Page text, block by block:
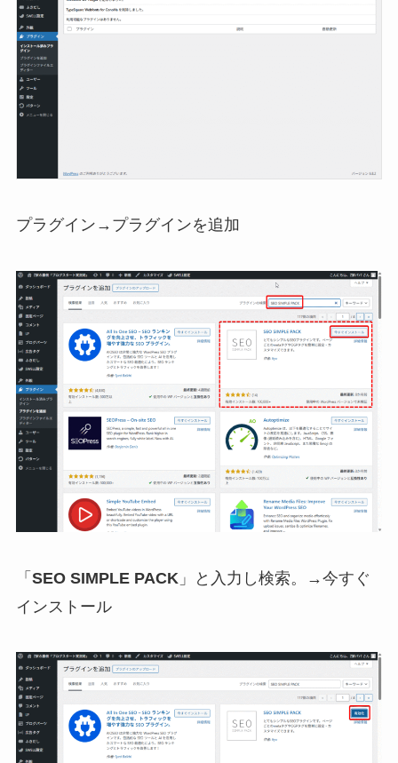
プラグイン→プラグインを追加
「 SEO SIMPLE PACK 」と入力し検索。→今すぐ
インストール